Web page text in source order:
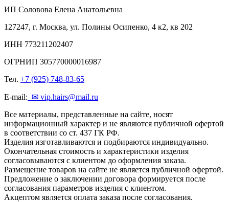
ИП Соловова Елена Анатольевна
127247, г. Москва, ул. Полины Осипенко, 4 к2, кв 202
ИНН 773211202407
ОГРНИП 305770000016987
Тел. +7 (925) 748-83-65
E-mail: ✉ vip.hairs@mail.ru
Все материалы, представленные на сайте, носят
информационный характер и не являются публичной офертой
в соответствии со ст. 437 ГК РФ.
Изделия изготавливаются и подбираются индивидуально.
Окончательная стоимость и характеристики изделия
согласовываются с клиентом до оформления заказа.
Размещение товаров на сайте не является публичной офертой.
Предложение о заключении договора формируется после
согласования параметров изделия с клиентом.
Акцептом является оплата заказа после согласования.